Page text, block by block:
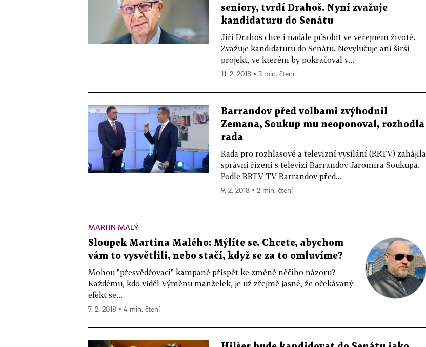
seniory, tvrdí Drahoš. Nyní zvažuje
kandidaturu do Senátu
Jiří Drahoš chce i nadále působit ve veřejném životě.
Zvažuje kandidaturu do Senátu. Nevylučuje ani širší
projekt, ve kterém by pokračoval v...
11. 2. 2018 ▪ 3 min. čtení
Barrandov před volbami zvýhodnil
Zemana, Soukup mu neoponoval, rozhodla
rada
Rada pro rozhlasové a televizní vysílání (RRTV) zahájila
správní řízení s televizí Barrandov Jaromíra Soukupa.
Podle RRTV TV Barrandov před...
9. 2. 2018 ▪ 2 min. čtení
MARTIN MALÝ
Sloupek Martina Malého: Mýlíte se. Chcete, abychom
vám to vysvětlili, nebo stačí, když se za to omluvíme?
Mohou "přesvědčovací" kampaně přispět ke změně něčího názoru?
Každému, kdo viděl Výměnu manželek, je už zřejmě jasné, že očekávaný
efekt se...
7. 2. 2018 ▪ 4 min. čtení